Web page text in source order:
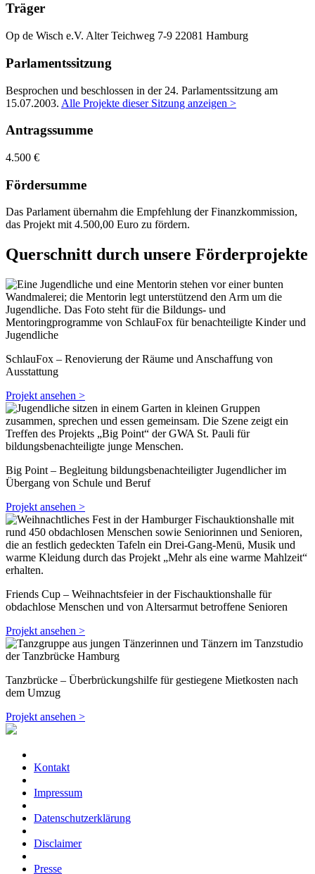
Träger
Op de Wisch e.V. Alter Teichweg 7-9 22081 Hamburg
Parlamentssitzung
Besprochen und beschlossen in der 24. Parlamentssitzung am
15.07.2003. Alle Projekte dieser Sitzung anzeigen >
Antragssumme
4.500 €
Fördersumme
Das Parlament übernahm die Empfehlung der Finanzkommission,
das Projekt mit 4.500,00 Euro zu fördern.
Querschnitt durch unsere Förderprojekte
SchlauFox – Renovierung der Räume und Anschaffung von
Ausstattung
Projekt ansehen >
Big Point – Begleitung bildungsbenachteiligter Jugendlicher im
Übergang von Schule und Beruf
Projekt ansehen >
Friends Cup – Weihnachtsfeier in der Fischauktionshalle für
obdachlose Menschen und von Altersarmut betroffene Senioren
Projekt ansehen >
Tanzbrücke – Überbrückungshilfe für gestiegene Mietkosten nach
dem Umzug
Projekt ansehen >
Kontakt
Impressum
Datenschutzerklärung
Disclaimer
Presse